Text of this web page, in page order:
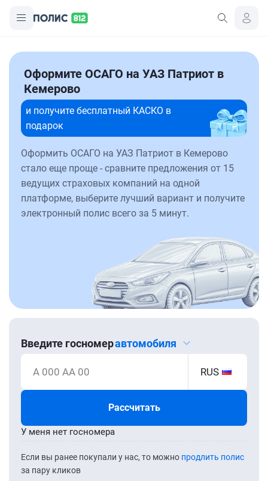
Оформите ОСАГО на УАЗ Патриот в
Кемерово
и получите бесплатный КАСКО в
подарок
Оформить ОСАГО на УАЗ Патриот в Кемерово
стало еще проще - сравните предложения от 15
ведущих страховых компаний на одной
платформе, выберите лучший вариант и получите
электронный полис всего за 5 минут.
Введите госномеравтомобиля
А 000 АА 00 RUS
Рассчитать
Если вы ранее покупали у нас, то можно продлить полис
за пару кликов
У меня нет госномера